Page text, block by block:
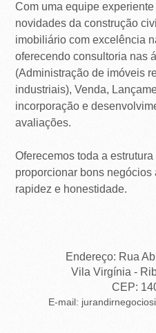
Com uma equipe
novidades da construção
imobiliário com excelência
oferecendo consultoria nas
(Administração de imóveis
industriais), Venda,
incorporação e
avaliações.
Oferecemos toda a
proporcionar bons
rapidez e honestidade.
Endereço: Rua
Vila Virgínia -
CEP:
E-mail: